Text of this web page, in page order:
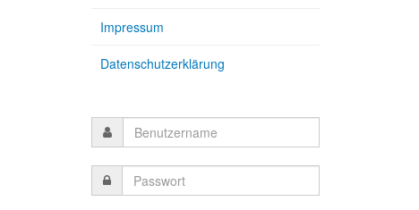
Impressum
Datenschutzerklärung